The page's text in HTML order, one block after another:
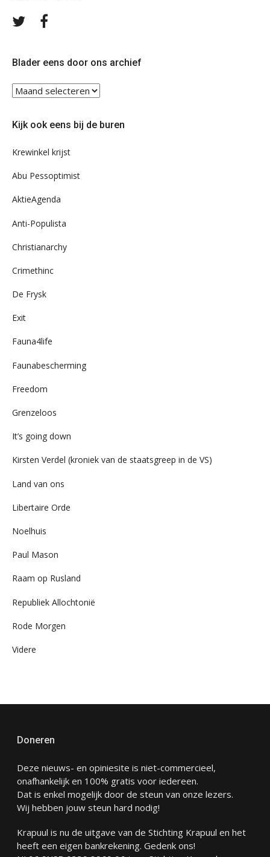
Volg
Blader eens door ons archief
Blader
eens
ons
Kijk ook eens bij de buren
Krewinkel krijst
Abu Pessoptimist
AktieAgenda
Anti-Populista
Christianarchy
Crimethinc
De Frysk
Exit
Fauna4life
Faunabescherming
Freedom
Grenzeloos
It’s going down
Kirsten Verdel (kroniek van de staatsgreep in de VS)
Land van ons
Libertaire Orde
Noelhuis
Paul Mason
Raam op Rusland
Republiek Allochtonië
Rode Morgen
Videre
Doneren
Deze nieuws- en opiniesite is niet-commercieel,
onafhankelijk en 100% gratis voor iedereen.
Dat is enkel mogelijk door de steun van onze lezers.
Wij hebben jouw steun hard nodig!
Krapuul is nu de uitgave van de Stichting Krapuul en het
heeft een eigen bankrekening. Gedenk ons!